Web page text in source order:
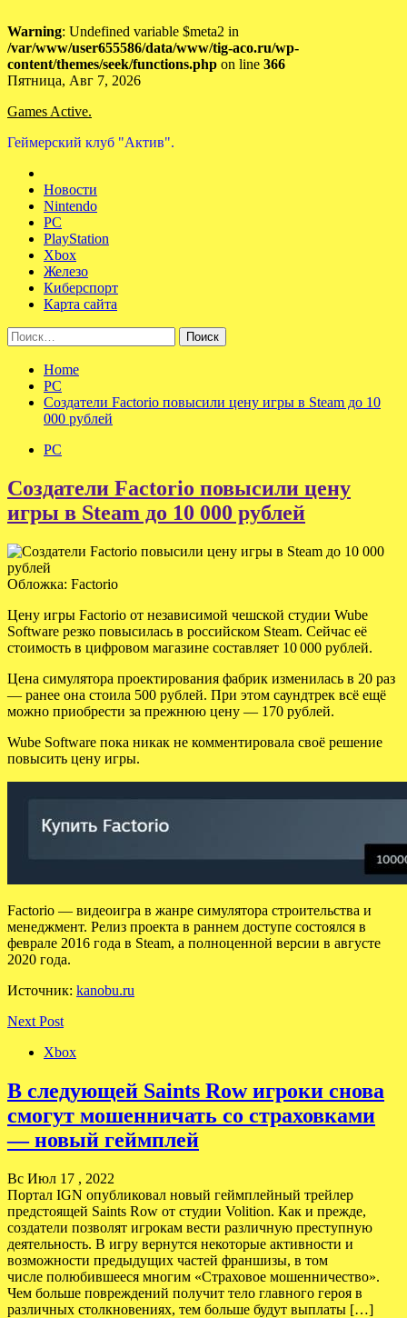
Warning: Undefined variable $meta2 in
/var/www/user655586/data/www/tig-aco.ru/wp-
content/themes/seek/functions.php on line 366
Skip
content
Пятница, Авг 7, 2026
Games Active.
Геймерский клуб "Актив".
Новости
Nintendo
PC
PlayStation
Xbox
Железо
Киберспорт
Карта сайта
Найти:
Home
PC
Создатели Factorio повысили цену игры в Steam до 10
000 рублей
PC
Создатели Factorio повысили цену
игры в Steam до 10 000 рублей
Обложка: Factorio
Цену игры Factorio от независимой чешcкой студии Wube
Software резко повысилась в российском Steam. Сейчас её
стоимость в цифровом магазине составляет 10 000 рублей.
Цена симулятора проектирования фабрик изменилась в 20 раз
— ранее она стоила 500 рублей. При этом саундтрек всё ещё
можно приобрести за прежнюю цену — 170 рублей.
Wube Software пока никак не комментировала своё решение
повысить цену игры.
Factorio — видеоигра в жанре симулятора строительства и
менеджмент. Релиз проекта в раннем доступе состоялся в
феврале 2016 года в Steam, а полноценной версии в августе
2020 года.
Источник: kanobu.ru
Next Post
Xbox
В следующей Saints Row игроки снова
смогут мошенничать со страховками
— новый геймплей
Вс Июл 17 , 2022
Портал IGN опубликовал новый геймплейный трейлер
предстоящей Saints Row от студии Volition. Как и прежде,
создатели позволят игрокам вести различную преступную
деятельность. В игру вернутся некоторые активности и
возможности предыдущих частей франшизы, в том
числе полюбившееся многим «Страховое мошенничество».
Чем больше повреждений получит тело главного героя в
различных столкновениях, тем больше будут выплаты […]